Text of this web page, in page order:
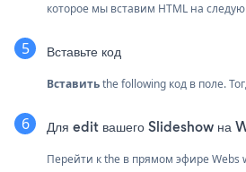
которое мы вставим HTML на
Вставьте код
Вставитьthe following код в поле.
Для edit вашего Slideshow на
Перейти к the в прямом эфире Webs